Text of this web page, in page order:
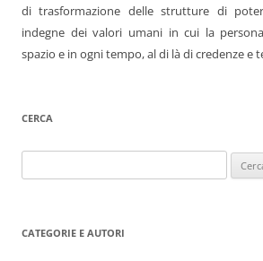
di trasformazione delle strutture di
indegne dei valori umani in cui la
spazio e in ogni tempo, al di là di credenze e
CERCA
per:
CATEGORIE E AUTORI